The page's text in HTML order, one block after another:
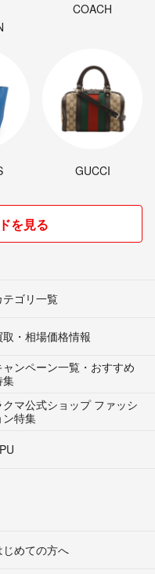
COACH
GUCCI
を見る
テゴリ一覧
取・相場価格情報
ャンペーン一覧・おすすめ
集
クマ公式ショップ ファッシ
ン特集
じめての方へ